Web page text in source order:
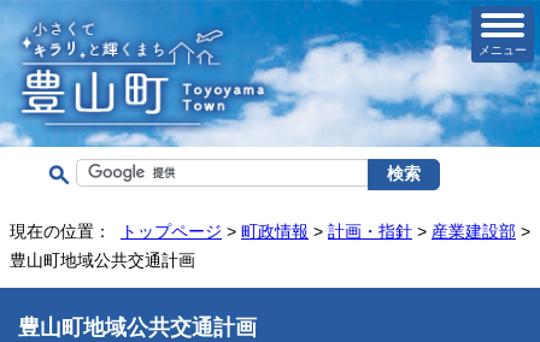
メニュー
現在の位置： トップページ > 町政情報 > 計画・指針 > 産業建設部 >
豊山町地域公共交通計画
豊山町地域公共交通計画